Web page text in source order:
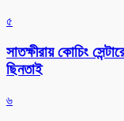
৫
সাতক্ষীরায় কোচিং
ছিনতাই
৬